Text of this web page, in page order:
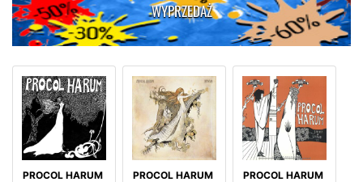
WYPRZEDAŻ
PROCOL HARUM
PROCOL HARUM
PROCOL HARUM